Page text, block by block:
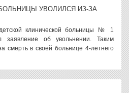
УВОЛИЛСЯ ИЗ-ЗА
клинической больницы № 1
заявление об увольнении. Таким
смерть в своей больнице 4-летнего